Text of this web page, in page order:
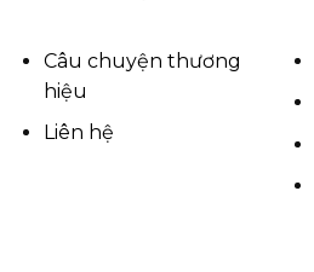
Câu chuyện thương
hiệu
Liên hệ